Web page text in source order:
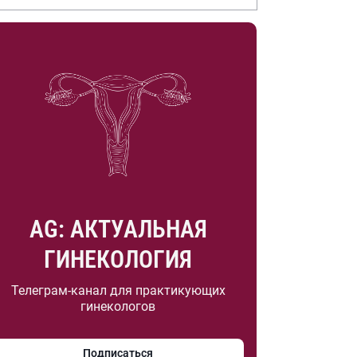
AG: АКТУАЛЬНАЯ
ГИНЕКОЛОГИЯ
Телеграм-канал для практикующих
гинекологов
Подписаться